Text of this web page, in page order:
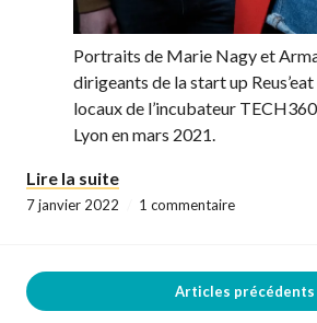
Portraits de Marie Nagy et
dirigeants de la start up Reus’eat
locaux de l’incubateur
Lyon en mars 2021.
Lire la suite« Reus’eat, une vraie
7 janvier 2022 1 commentaire
Articles précédents